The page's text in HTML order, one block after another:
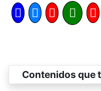
Contenidos que